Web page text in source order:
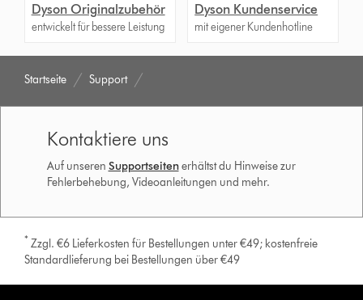
Dyson Originalzubehör
entwickelt für bessere Leistung
Dyson Kundenservice
mit eigener Kundenhotline
Startseite Support
Kontaktiere uns
Auf unseren Supportseiten erhältst du Hinweise zur
Fehlerbehebung, Videoanleitungen und mehr.
* Zzgl. €6 Lieferkosten für Bestellungen unter €49; kostenfreie
Standardlieferung bei Bestellungen über €49